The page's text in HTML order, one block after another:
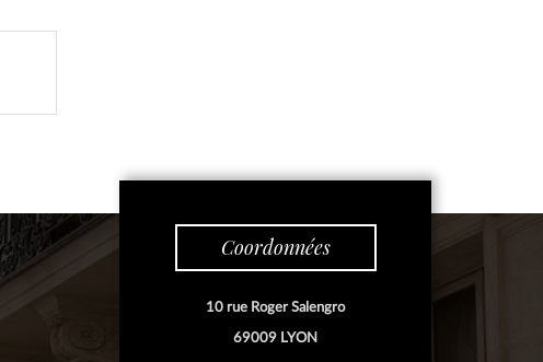
Coordonnées
10 rue Roger Salengro
69009 LYON